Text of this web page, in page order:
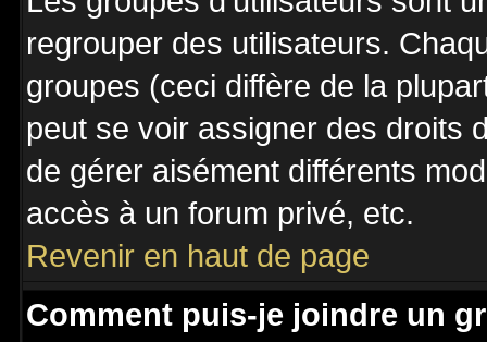
regrouper des utilisateurs.
groupes (ceci diffère de la
peut se voir assigner des droits
de gérer aisément différents
accès à un forum privé, etc.
Revenir en haut de page
Comment puis-je joindre un